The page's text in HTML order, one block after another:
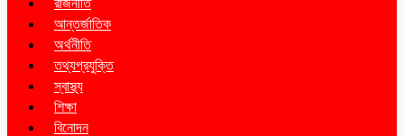
রাজনীতি
আন্তর্জাতিক
অর্থনীতি
তথ্যপ্রযুক্তি
স্বাস্থ্য
শিক্ষা
বিনোদন